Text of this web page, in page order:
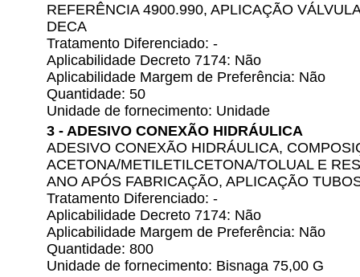
REFERÊNCIA 4900.990, APLICAÇÃO
DECA
Tratamento Diferenciado: -
Aplicabilidade Decreto 7174: Não
Aplicabilidade Margem de Preferência: Não
Quantidade: 50
Unidade de fornecimento: Unidade
3 - ADESIVO CONEXÃO HIDRÁULICA
ADESIVO CONEXÃO HIDRÁULICA,
ACETONA/METILETILCETONA/TOLUAL E
ANO APÓS FABRICAÇÃO, APLICAÇÃO
Tratamento Diferenciado: -
Aplicabilidade Decreto 7174: Não
Aplicabilidade Margem de Preferência: Não
Quantidade: 800
Unidade de fornecimento: Bisnaga 75,00 G